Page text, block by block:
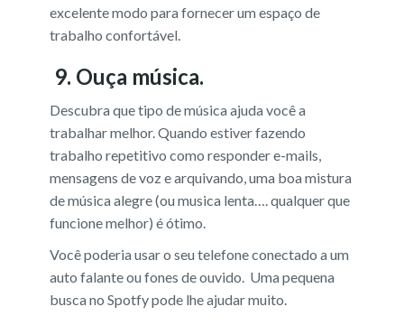
excelente modo para fornecer um espaço de
trabalho confortável.
9. Ouça música.
Descubraque tipo de música ajuda você a
trabalhar melhor. Quando estiver fazendo
trabalho repetitivo como responder e-mails,
mensagens de voz e arquivando, uma boa mistura
de música alegre (ou musica lenta…. qualquer que
funcione melhor) é ótimo.
Você poderia usar o seu telefone conectado a um
auto falante ou fones de ouvido. Uma pequena
busca no Spotfy pode lhe ajudar muito.